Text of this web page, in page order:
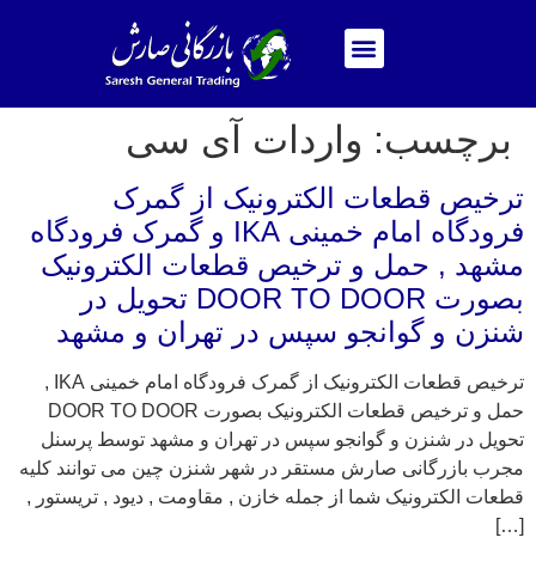
برچسب: واردات آی سی
ترخیص قطعات الکترونیک از گمرک
فرودگاه امام خمینی IKA و گمرک فرودگاه
مشهد , حمل و ترخیص قطعات الکترونیک
بصورت DOOR TO DOOR تحویل در
شنزن و گوانجو سپس در تهران و مشهد
ترخیص قطعات الکترونیک از گمرک فرودگاه امام خمینی IKA ,
حمل و ترخیص قطعات الکترونیک بصورت DOOR TO DOOR
تحویل در شنزن و گوانجو سپس در تهران و مشهد توسط پرسنل
مجرب بازرگانی صارش مستقر در شهر شنزن چین می توانند کلیه
قطعات الکترونیک شما از جمله خازن , مقاومت , دیود , تریستور ,
[…]